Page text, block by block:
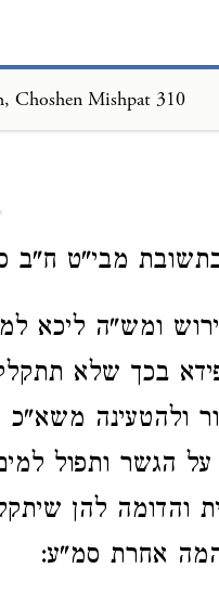
Choshen Mishpat 310
בתשובת מבי"ט ח"ב
ומש"ה ליכא
בכך שלא
ולהטעינה
על הגשר ותפול
והדומה להן
אחרת סמ"ע: